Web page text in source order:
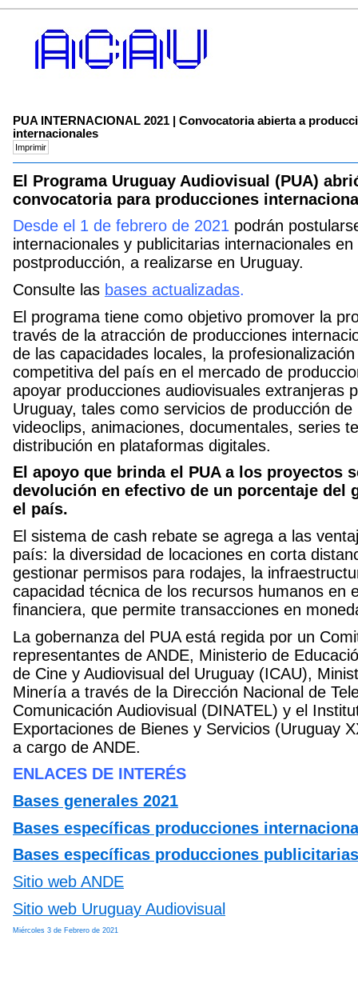
PUA INTERNACIONAL 2021 | Convocatoria abierta a
internacionales
El Programa Uruguay Audiovisual (PUA)
convocatoria para producciones
Desde el 1 de febrero de 2021 podrán
internacionales y publicitarias internacionales
postproducción, a realizarse en Uruguay.
Consulte las bases actualizadas.
El programa tiene como objetivo promover la
través de la atracción de producciones
de las capacidades locales, la
competitiva del país en el mercado de
apoyar producciones audiovisuales extranjeras
Uruguay, tales como servicios de producción
videoclips, animaciones, documentales, series
distribución en plataformas digitales.
El apoyo que brinda el PUA a los proyectos
devolución en efectivo de un porcentaje del
el país.
El sistema de cash rebate se agrega a las
país: la diversidad de locaciones en corta
gestionar permisos para rodajes, la
capacidad técnica de los recursos humanos en
financiera, que permite transacciones en
La gobernanza del PUA está regida por un
representantes de ANDE, Ministerio de
de Cine y Audiovisual del Uruguay (ICAU),
Minería a través de la Dirección Nacional de
Comunicación Audiovisual (DINATEL) y el
Exportaciones de Bienes y Servicios (Uruguay
a cargo de ANDE.
ENLACES DE INTERÉS
Bases generales 2021
Bases específicas producciones
Bases específicas producciones
Sitio web ANDE
Sitio web Uruguay Audiovisual
Miércoles 3 de Febrero de 2021